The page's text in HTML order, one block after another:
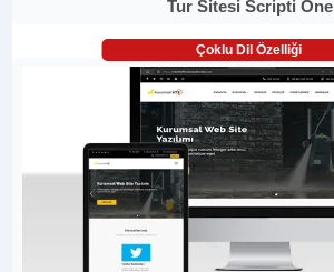
Tur Sitesi Scripti One
Çoklu Dil Özelliği